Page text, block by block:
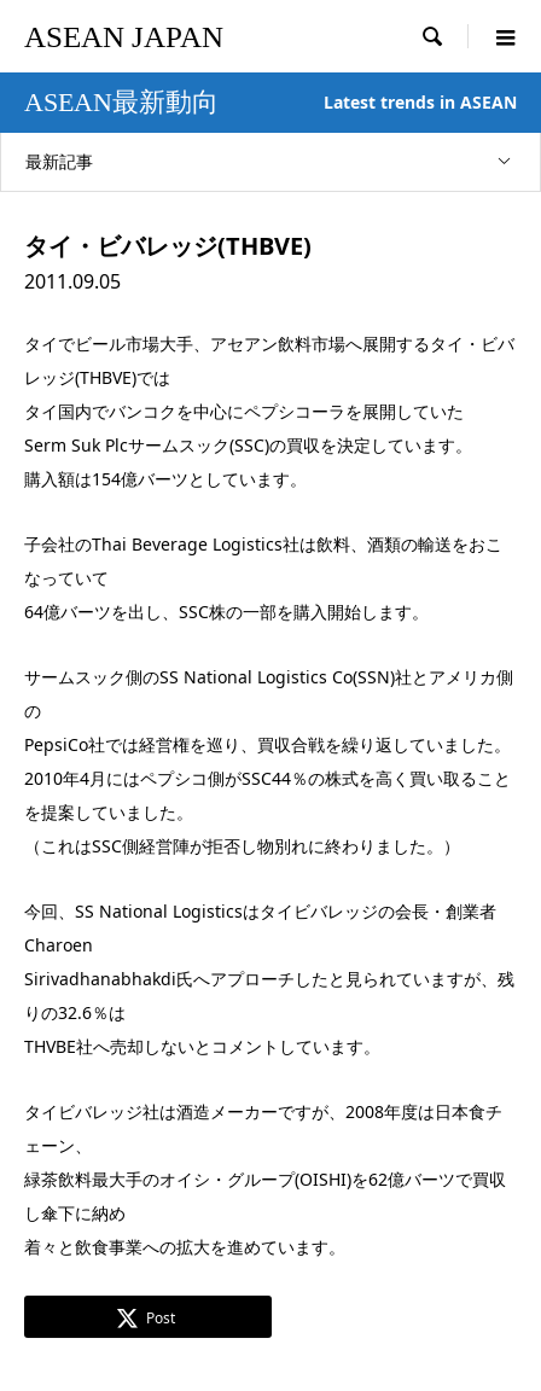
ASEAN JAPAN 
ASEAN最新動向 Latest trends in ASEAN
最新記事
タイ・ビバレッジ(THBVE)
2011.09.05
タイでビール市場大手、アセアン飲料市場へ展開するタイ・ビバ
レッジ(THBVE)では
タイ国内でバンコクを中心にペプシコーラを展開していた
Serm Suk Plcサームスック(SSC)の買収を決定しています。
購入額は154億バーツとしています。
子会社のThai Beverage Logistics社は飲料、酒類の輸送をおこ
なっていて
64億バーツを出し、SSC株の一部を購入開始します。
サームスック側のSS National Logistics Co(SSN)社とアメリカ側
の
PepsiCo社では経営権を巡り、買収合戦を繰り返していました。
2010年4月にはペプシコ側がSSC44％の株式を高く買い取ること
を提案していました。
（これはSSC側経営陣が拒否し物別れに終わりました。）
今回、SS National Logisticsはタイビバレッジの会長・創業者
Charoen
Sirivadhanabhakdi氏へアプローチしたと見られていますが、残
りの32.6％は
THVBE社へ売却しないとコメントしています。
タイビバレッジ社は酒造メーカーですが、2008年度は日本食チ
ェーン、
緑茶飲料最大手のオイシ・グループ(OISHI)を62億バーツで買収
し傘下に納め
着々と飲食事業への拡大を進めています。
Post